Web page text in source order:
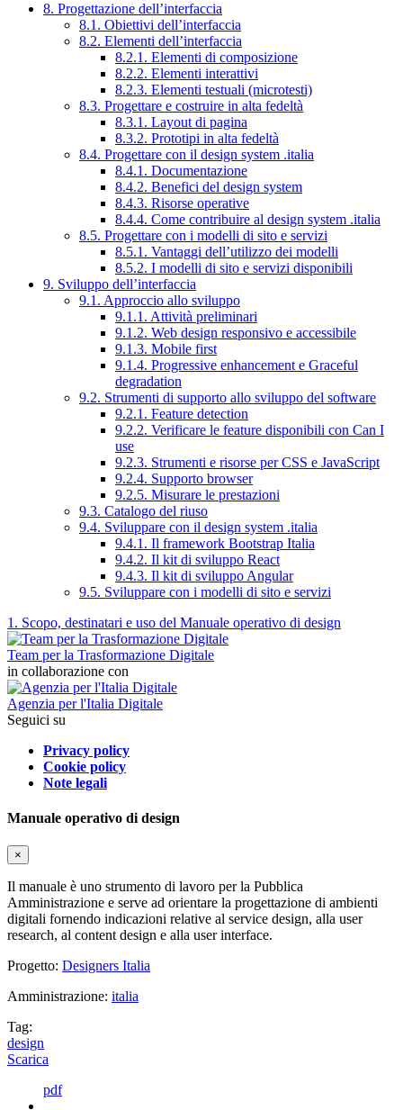
8. Progettazione dell’interfaccia
8.1. Obiettivi dell’interfaccia
8.2. Elementi dell’interfaccia
8.2.1. Elementi di composizione
8.2.2. Elementi interattivi
8.2.3. Elementi testuali (microtesti)
8.3. Progettare e costruire in alta fedeltà
8.3.1. Layout di pagina
8.3.2. Prototipi in alta fedeltà
8.4. Progettare con il design system .italia
8.4.1. Documentazione
8.4.2. Benefici del design system
8.4.3. Risorse operative
8.4.4. Come contribuire al design system .italia
8.5. Progettare con i modelli di sito e servizi
8.5.1. Vantaggi dell’utilizzo dei modelli
8.5.2. I modelli di sito e servizi disponibili
9. Sviluppo dell’interfaccia
9.1. Approccio allo sviluppo
9.1.1. Attività preliminari
9.1.2. Web design responsivo e accessibile
9.1.3. Mobile first
9.1.4. Progressive enhancement e Graceful
degradation
9.2. Strumenti di supporto allo sviluppo del software
9.2.1. Feature detection
9.2.2. Verificare le feature disponibili con Can I
use
9.2.3. Strumenti e risorse per CSS e JavaScript
9.2.4. Supporto browser
9.2.5. Misurare le prestazioni
9.3. Catalogo del riuso
9.4. Sviluppare con il design system .italia
9.4.1. Il framework Bootstrap Italia
9.4.2. Il kit di sviluppo React
9.4.3. Il kit di sviluppo Angular
9.5. Sviluppare con i modelli di sito e servizi
1. Scopo, destinatari e uso del Manuale operativo di design
Team per la Trasformazione Digitale
in collaborazione con
Agenzia per l'Italia Digitale
Seguici su
Privacy policy
Cookie policy
Note legali
Manuale operativo di design
×
Il manuale è uno strumento di lavoro per la Pubblica
Amministrazione e serve ad orientare la progettazione di ambienti
digitali fornendo indicazioni relative al service design, alla user
research, al content design e alla user interface.
Progetto: Designers Italia
Amministrazione: italia
Tag:
design
Scarica
pdf